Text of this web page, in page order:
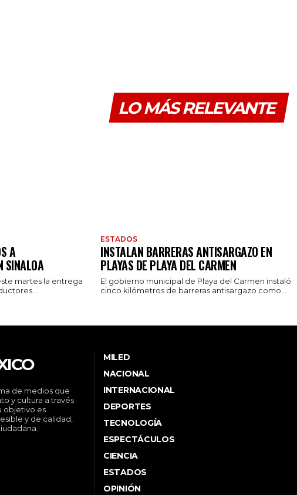
LO MÁS RELEVANTE
A
SINALOA
martes la entrega
ESTADOS
INSTALAN BARRERAS ANTISARGAZO EN
PLAYAS DE PLAYA DEL CARMEN
El gobierno municipal de Playa del Carmen instaló
cinco kilómetros de barreras antisargazo como...
de medios que
y cultura a través
objetivo es
y de calidad,
MILED
NACIONAL
INTERNACIONAL
DEPORTES
TECNOLOGÍA
ESPECTÁCULOS
CIENCIA
ESTADOS
OPINIÓN